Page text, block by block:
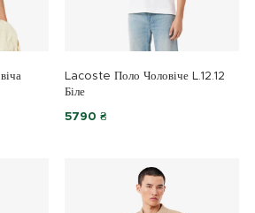
Lacoste Поло Чоловіче L.12.12
Біле
5790 ₴